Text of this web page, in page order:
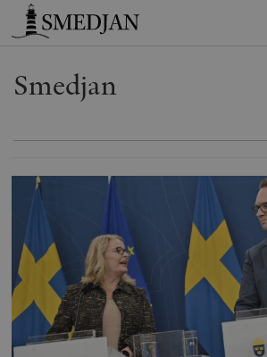
Timbro
Smedjan